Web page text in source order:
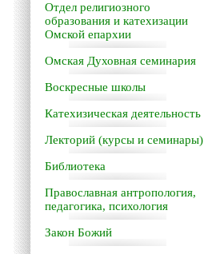
Отдел религиозного
образования и катехизации
Омской епархии
Омская Духовная семинария
Воскресные школы
Катехизическая деятельность
Лекторий (курсы и семинары)
Библиотека
Православная антропология,
педагогика, психология
Закон Божий